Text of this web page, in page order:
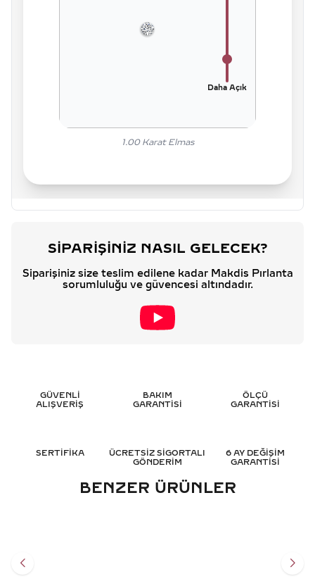
Daha Açık
1.00Karat Elmas
SIPARIŞINIZ NASIL GELECEK?
Siparişiniz size teslim edilene kadar Makdis Pırlanta
sorumluluğu ve güvencesi altındadır.
GÜVENLİ
ALIŞVERİŞ
BAKIM
GARANTİSİ
ÖLÇÜ
GARANTİSİ
SERTİFİKA
ÜCRETSİZ SİGORTALI
GÖNDERİM
6 AY DEĞİŞİM
GARANTİSİ
BENZER ÜRÜNLER